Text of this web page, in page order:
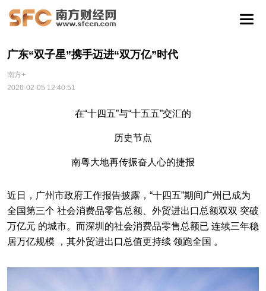
广东“双子星”携手迈进“双万亿”时代
南方+
2026-02-05 12:40:51
在“十四五”与“十五五”交汇的
历史节点
南粤大地再传振奋人心的捷报
近日，广州市政府工作报告披露，“十四五”期间广州已成为
全国第三个 社会消费品零售总额、外贸进出口总额双双 突破
万亿元 的城市。而深圳的社会消费品零售总额已 连续三年稳
居万亿规模 ，其外贸进出口总值更持续 领跑全国 。